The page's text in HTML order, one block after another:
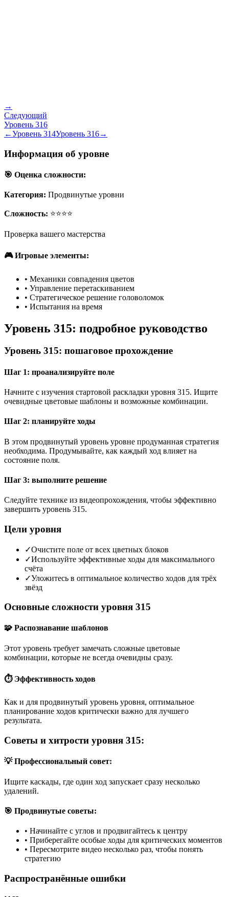
→
Следующий
Уровень 316
←Уровень 314Уровень 316→
Информация об уровне
🎯 Оценка сложности:
Категория: Продвинутые уровни
Сложность: ⭐⭐⭐⭐
Проверка вашего мастерства
🎮 Игровые элементы:
• Механики совпадения цветов
• Управление перетаскиванием
• Стратегическое решение головоломок
• Испытания на время
Уровень 315: подробное руководство
Уровень 315: пошаговое прохождение
Шаг 1: проанализируйте поле
Начните с изучения стартовой раскладки уровня 315. Ищите
очевидные цветовые шаблоны и возможные комбинации.
Шаг 2: планируйте ходы
В этом продвинутый уровень уровне продуманная стратегия
необходима. Продумывайте, как каждый ход влияет на
состояние поля.
Шаг 3: выполните решение
Следуйте технике из видеопрохождения, чтобы эффективно
завершить уровень 315.
Цели уровня
✓Очистите поле от всех цветных блоков
✓Используйте эффективные ходы для максимального
счёта
✓Уложитесь в оптимальное количество ходов для трёх
звёзд
Основные сложности уровня 315
🧩 Распознавание шаблонов
Этот уровень требует замечать сложные цветовые
комбинации, которые не всегда очевидны сразу.
⏱️ Эффективность ходов
Как и для продвинутый уровень уровня, оптимальное
планирование ходов критически важно для лучшего
результата.
Советы и хитрости уровня 315:
💡 Профессиональный совет:
Ищите каскады, где один ход запускает сразу несколько
удалений.
🎯 Продвинутые советы:
• Начинайте с углов и продвигайтесь к центру
• Приберегайте особые ходы для критических моментов
• Пересмотрите видео несколько раз, чтобы понять
стратегию
Распространённые ошибки